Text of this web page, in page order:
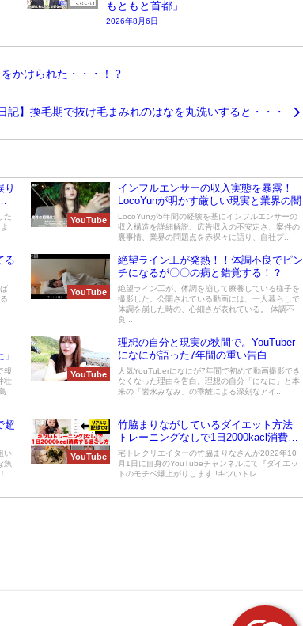
もともと首都」
2026年8月6日
かけられた・・・！？
記】換毛期で抜け毛まみれのはなを丸洗いすると・・・
り
た
YouTube
インフルエンサーの収入実態を暴露！
LocoYunが明かす厳しい現実と業界の闇
LocoYunが5年間の経験を基にインフルエンサーの
収入構造を詳細解説。広告収入の不安定さ、案件の
裏事情、業界の問題点を赤裸々に語り、自社プ...
る
YouTube
絶望ライン工が発熱！！体調不良でピン
チになるが〇〇の病と錯覚する！？
絶望ライン工が、体調を崩して療養している様子を
撮影した。公開されている動画には、一人暮らしで
体調を崩した時の、心細さが表れている。 体調不
良...
報
壮
YouTube
理想の自分と現実の狭間で。YouTuber
になにが語った7年間の重い告白
人気YouTuberになにが7年間で初めて動画撮影でき
なくなった理由を告白。理想の自分「になに」と本
来の「岩永みなみ」の乖離による深刻なアイ...
超
い
魚
YouTube
竹脇まりながしているダイエット方法
トレーニングなしで1日2000kacl消費を
公開
宅トレクリエイターの竹脇まりなさんが2022年10
月1日に自身のYouTubeチャンネルにて『ダイエッ
トのモチベ爆上がりします!!キツいトレ...